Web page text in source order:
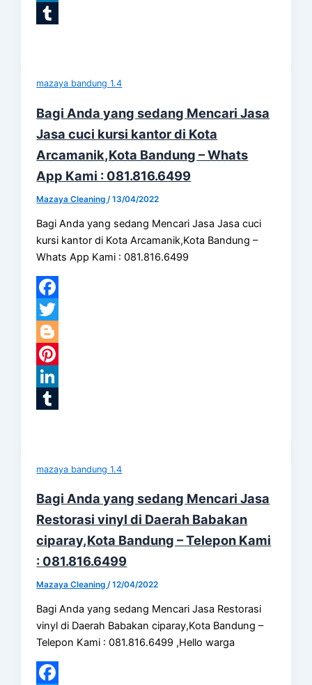
LinkedIn
mazaya bandung 1.4
Bagi Anda yang sedang Mencari Jasa
Jasa cuci kursi kantor di Kota
Arcamanik,Kota Bandung – Whats
App Kami : 081.816.6499
Mazaya Cleaning /13/04/2022
Bagi Anda yang sedang Mencari Jasa Jasa cuci
kursi kantor di Kota Arcamanik,Kota Bandung –
Whats App Kami : 081.816.6499
Facebook
Twitter
Blogger
Pinterest
LinkedIn
mazaya bandung 1.4
Bagi Anda yang sedang Mencari Jasa
Restorasi vinyl di Daerah Babakan
ciparay,Kota Bandung – Telepon Kami
: 081.816.6499
Mazaya Cleaning /12/04/2022
Bagi Anda yang sedang Mencari Jasa Restorasi
vinyl di Daerah Babakan ciparay,Kota Bandung –
Telepon Kami : 081.816.6499 ,Hello warga